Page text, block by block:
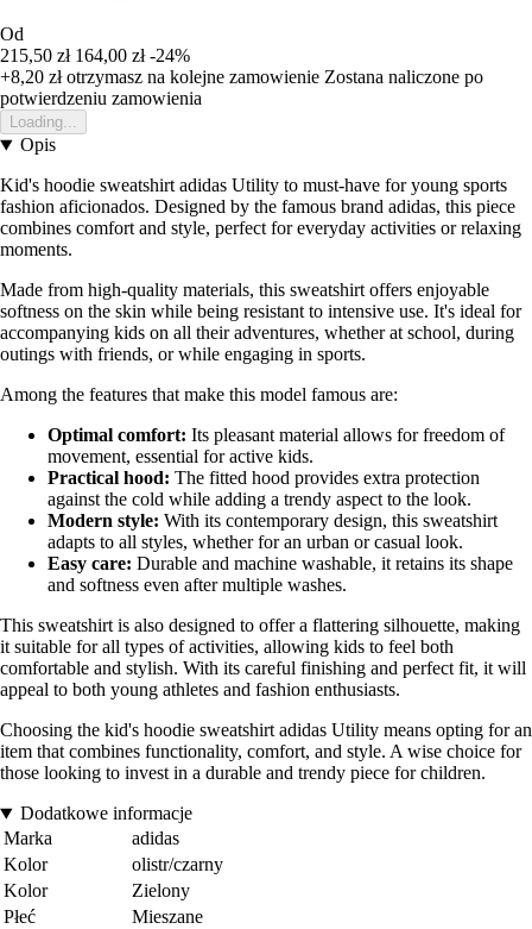
Od
215,50 zł 164,00 zł -24%
+8,20 złotrzymasz na kolejne zamowienie Zostana naliczone po
potwierdzeniu zamowienia
Loading...
Opis
Kid's hoodie sweatshirt adidas Utility to must-have for young sports
fashion aficionados. Designed by the famous brand adidas, this piece
combines comfort and style, perfect for everyday activities or relaxing
moments.
Made from high-quality materials, this sweatshirt offers enjoyable
softness on the skin while being resistant to intensive use. It's ideal for
accompanying kids on all their adventures, whether at school, during
outings with friends, or while engaging in sports.
Among the features that make this model famous are:
Optimal comfort: Its pleasant material allows for freedom of
movement, essential for active kids.
Practical hood: The fitted hood provides extra protection
against the cold while adding a trendy aspect to the look.
Modern style: With its contemporary design, this sweatshirt
adapts to all styles, whether for an urban or casual look.
Easy care: Durable and machine washable, it retains its shape
and softness even after multiple washes.
This sweatshirt is also designed to offer a flattering silhouette, making
it suitable for all types of activities, allowing kids to feel both
comfortable and stylish. With its careful finishing and perfect fit, it will
appeal to both young athletes and fashion enthusiasts.
Choosing the kid's hoodie sweatshirt adidas Utility means opting for an
item that combines functionality, comfort, and style. A wise choice for
those looking to invest in a durable and trendy piece for children.
Dodatkowe informacje
Marka
adidas
Kolor
olistr/czarny
Kolor
Zielony
Płeć
Mieszane